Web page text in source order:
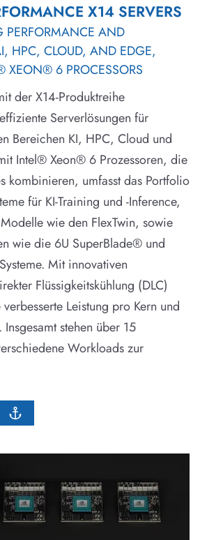
X14 SERVERS
AND
HPC, CLOUD, AND EDGE,
XEON® 6 PROCESSORS
der X14-Produktreihe
Serverlösungen für
Bereichen KI, HPC, Cloud und
Intel® Xeon® 6 Prozessoren, die
kombinieren, umfasst das Portfolio
für KI-Training und -Inference,
wie den FlexTwin, sowie
wie die 6U SuperBlade® und
Mit innovativen
Flüssigkeitskühlung (DLC)
Leistung pro Kern und
stehen über 15
Workloads zur